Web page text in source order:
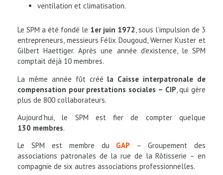
ventilation et climatisation.
Le SPM a été fondé le 1er juin 1972, sous l’impulsion de 3
entrepreneurs, messieurs Félix Dougoud, Werner Kuster et
Gilbert Haettiger. Après une année d’existence, le SPM
comptait déjà 10 membres.
La même année fût créé la Caisse interpatronale de
compensation pour prestations sociales – CIP , qui gère
plus de 800 collaborateurs.
Aujourd’hui, le SPM est fier de compter quelque
130 membres.
Le SPM est membre du GAP – Groupement des
associations patronales de la rue de la Rôtisserie – en
compagnie de six autres associations professionnelles.